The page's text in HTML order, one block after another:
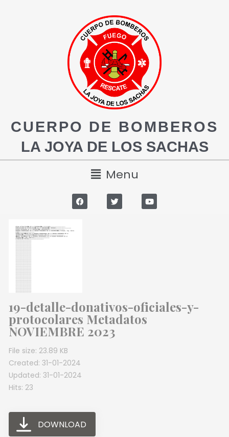
CUERPO DE BOMBEROS
LA JOYA DE LOS SACHAS
Menu
19-detalle-donativos-oficiales-y-
protocolares Metadatos
NOVIEMBRE 2023
File size: 23.89 KB
Created: 31-01-2024
Updated: 31-01-2024
Hits: 23
DOWNLOAD